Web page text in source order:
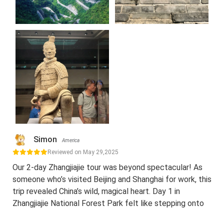
Simon America
Reviewed on May 29,2025
Our 2-day Zhangjiajie tour was beyond spectacular! As
someone who’s visited Beijing and Shanghai for work, this
trip revealed China’s wild, magical heart. Day 1 in
Zhangjiajie National Forest Park felt like stepping onto